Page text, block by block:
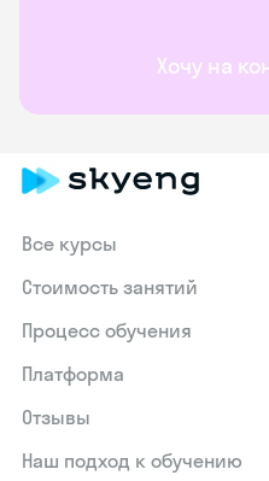
Хочу на
Все курсы
Стоимость занятий
Процесс обучения
Платформа
Отзывы
Наш подход к обучению